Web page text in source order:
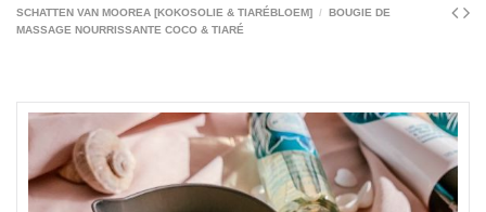
SCHATTEN VAN MOOREA [KOKOSOLIE & TIARÉBLOEM]
BOUGIE DE
MASSAGE NOURRISSANTE COCO & TIARÉ